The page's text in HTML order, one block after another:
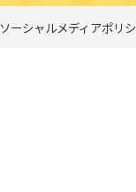
ソーシャルメディアポリ